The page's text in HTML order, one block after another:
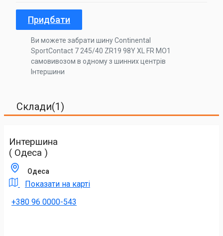
Придбати
Ви можете забрати шину Continental
SportContact 7 245/40 ZR19 98Y XL FR MO1
самовивозом в одному з шинних центрів
Інтершини
Склади(1)
Интершина
( Одеса )
Одеса
Показати на карті
+380 96 0000-543